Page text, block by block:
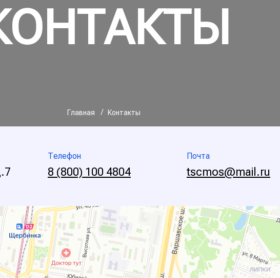
Главная / Контакты
Телефон
8 (800) 100 4804
Почта
tscmos@mail.ru